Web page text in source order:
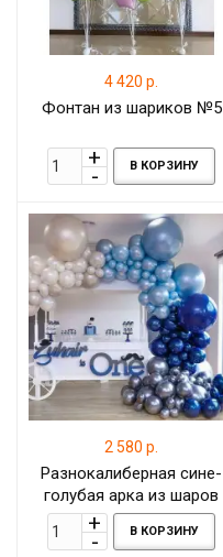
4 420 р.
Фонтан из шариков №5
В КОРЗИНУ
2 580 р.
Разнокалиберная сине-
голубая арка из шаров
разного размера, 1 метр
В КОРЗИНУ